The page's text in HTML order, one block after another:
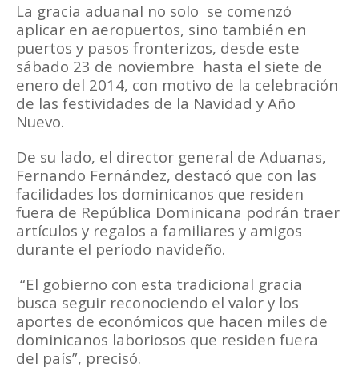
La gracia aduanal no solo se comenzó
aplicar en aeropuertos, sino también en
puertos y pasos fronterizos, desde este
sábado 23 de noviembre hasta el siete de
enero del 2014, con motivo de la celebración
de las festividades de la Navidad y Año
Nuevo.
De su lado, el director general de Aduanas,
Fernando Fernández, destacó que con las
facilidades los dominicanos que residen
fuera de República Dominicana podrán traer
artículos y regalos a familiares y amigos
durante el período navideño.
“El gobierno con esta tradicional gracia
busca seguir reconociendo el valor y los
aportes de económicos que hacen miles de
dominicanos laboriosos que residen fuera
del país”, precisó.